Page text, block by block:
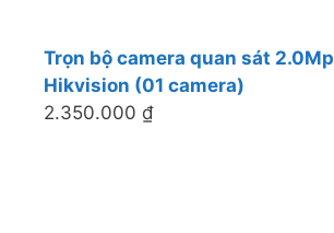
Trọn bộ camera quan sát 2.0Mp
Hikvision (01 camera)
2.350.000 ₫